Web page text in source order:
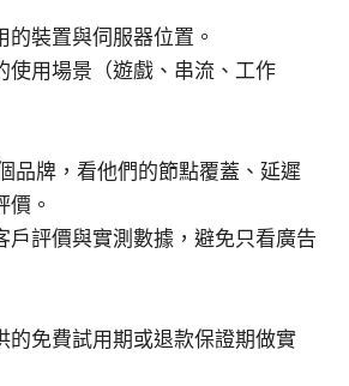
的裝置與伺服器位置。
使用場景（遊戲、串流、工作
品牌，看他們的節點覆蓋、延遲
價。
戶評價與實測數據，避免只看廣告
的免費試用期或退款保證期做實